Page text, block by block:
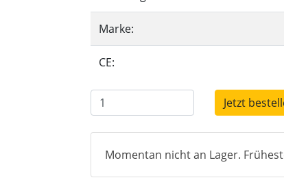
Marke:
CE:
Jetzt
Momentan nicht an Lager.